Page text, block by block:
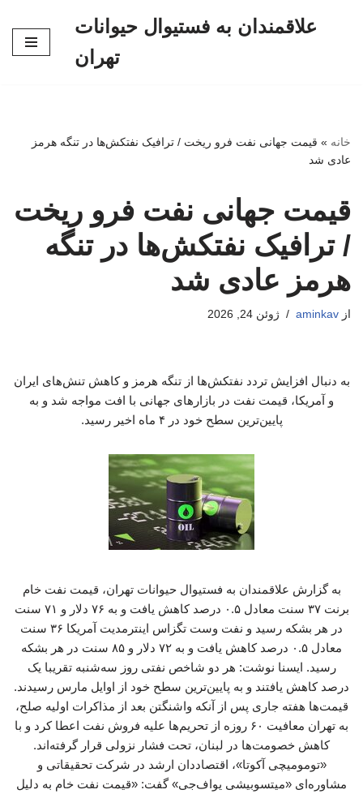
علاقمندان به فستیوال حیوانات
تهران
خانه » قیمت جهانی نفت فرو ریخت / ترافیک نفتکش‌ها در تنگه هرمز
عادی شد
قیمت جهانی نفت فرو ریخت
/ ترافیک نفتکش‌ها در تنگه
هرمز عادی شد
از aminkav ژوئن 24, 2026
به دنبال افزایش تردد نفتکش‌ها از تنگه هرمز و کاهش تنش‌های ایران
و آمریکا، قیمت نفت در بازارهای جهانی با افت مواجه شد و به
پایین‌ترین سطح خود در ۴ ماه اخیر رسید.
به گزارش علاقمندان به فستیوال حیوانات تهران، قیمت نفت خام
برنت ۳۷ سنت معادل ۰.۵ درصد کاهش یافت و به ۷۶ دلار و ۷۱ سنت
در هر بشکه رسید و نفت وست تگزاس اینترمدیت آمریکا ۳۶ سنت
معادل ۰.۵ درصد کاهش یافت و به ۷۲ دلار و ۸۵ سنت در هر بشکه
رسید. ایسنا نوشت: هر دو شاخص نفتی روز سه‌شنبه تقریبا یک
درصد کاهش یافتند و به پایین‌ترین سطح خود از اوایل مارس رسیدند.
قیمت‌ها هفته جاری پس از آنکه واشنگتن بعد از مذاکرات اولیه صلح،
به تهران معافیت ۶۰ روزه از تحریم‌ها علیه فروش نفت اعطا کرد و با
کاهش خصومت‌ها در لبنان، تحت فشار نزولی قرار گرفته‌اند.
«تومومیچی آکوتا»، اقتصاددان ارشد در شرکت تحقیقاتی و
مشاوره‌ای «میتسوبیشی یواف‌جی» گفت: «قیمت نفت خام به دلیل